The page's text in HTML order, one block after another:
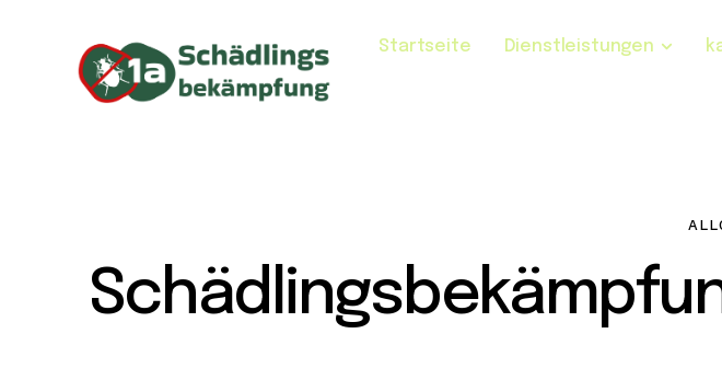
Startseite Dienstleistungen